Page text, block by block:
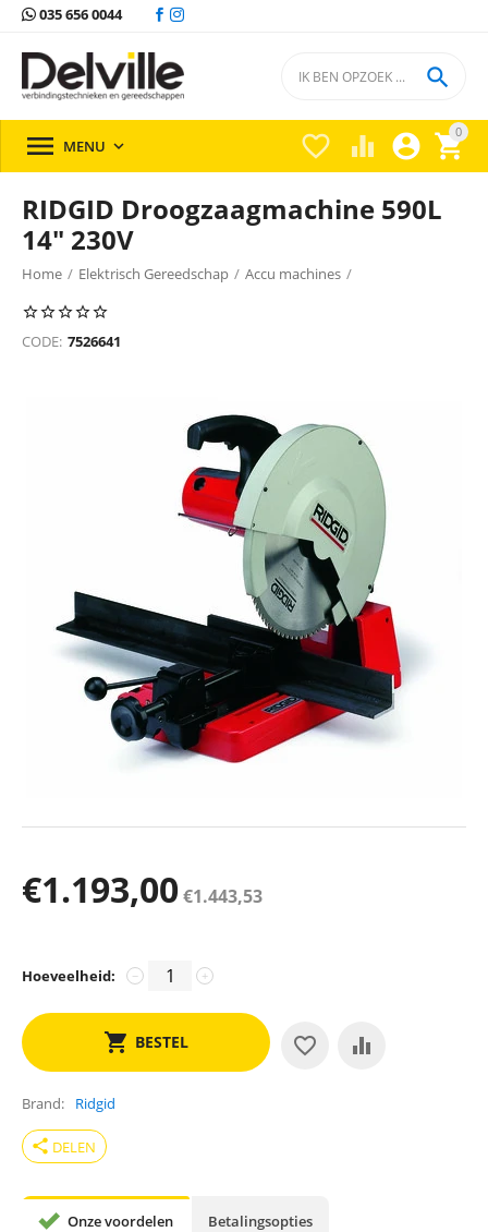
035 656 0044
0


 

 MENU 
RIDGID Droogzaagmachine 590L
14" 230V
Home / Elektrisch Gereedschap / Accu machines /
Verstek & Afkortzaagmachines
Verstek & afkortzaagmachines Ridgid
CODE: 7526641
€1.193,00€1.443,53
Hoeveelheid: +
−
BESTEL
Brand Ridgid
share DELEN
Onze voordelen Betalingsopties